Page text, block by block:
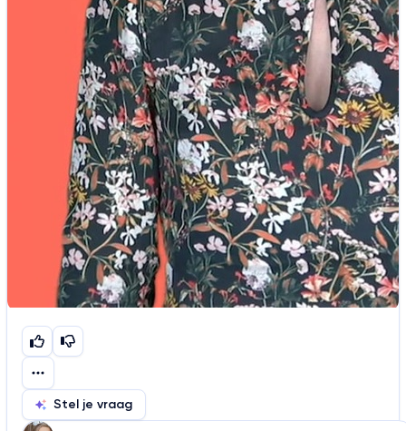
Stel je vraag